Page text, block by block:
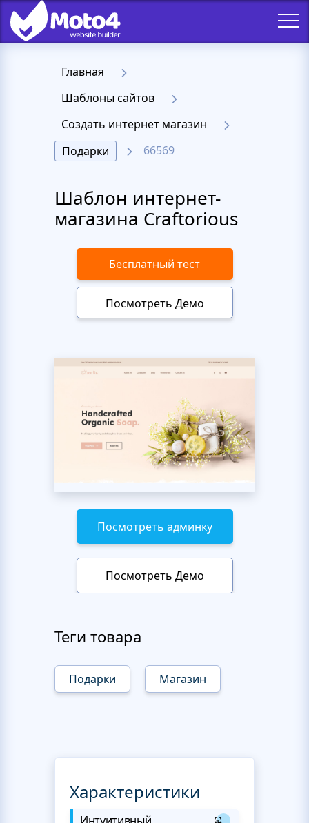
Главная
Шаблоны сайтов
Создать интернет магазин
Подарки
66569
Шаблон интернет-
магазина Craftorious
Бесплатный тест
Посмотреть Демо
Посмотреть админку
Посмотреть Демо
Теги товара
Подарки Магазин
Характеристики
Интуитивный